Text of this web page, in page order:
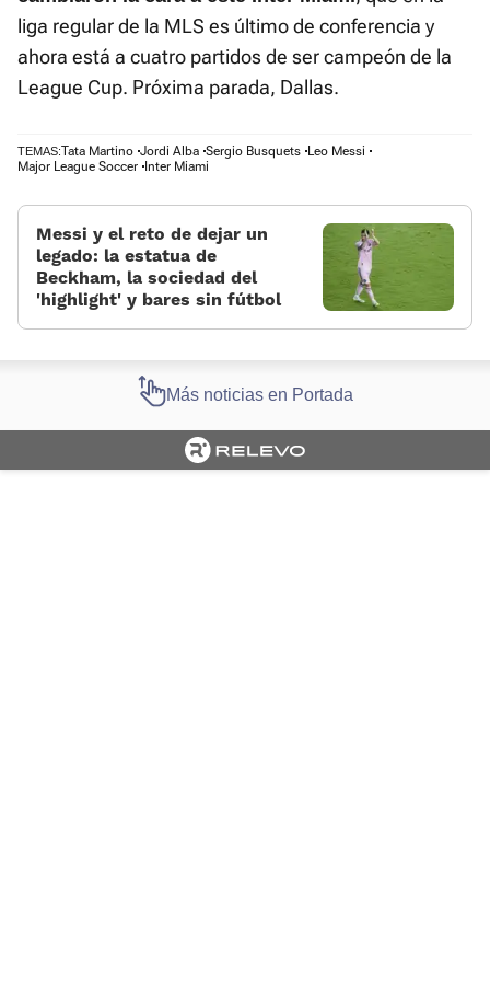
liga regular de la MLS es último de conferencia y
ahora está a cuatro partidos de ser campeón de la
League Cup. Próxima parada, Dallas.
TEMAS:Tata Martino Jordi Alba Sergio Busquets Leo Messi
Major League Soccer
Inter Miami
Messi y el reto de dejar un
legado: la estatua de
Beckham, la sociedad del
'highlight' y bares sin fútbol
Más noticias en Portada